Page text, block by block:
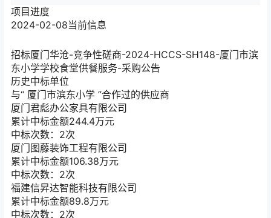
项目进度
2024-02-08当前信息
招标厦门华沧-竞争性磋商-2024-HCCS-SH148-厦门市滨
东小学学校食堂供餐服务-采购公告
历史中标单位
与“ 厦门市滨东小学 ”合作过的供应商
厦门君彪办公家具有限公司
累计中标金额244.4万元
中标次数：2次
厦门图藤装饰工程有限公司
累计中标金额106.38万元
中标次数：2次
福建信昇达智能科技有限公司
累计中标金额89.8万元
中标次数：2次